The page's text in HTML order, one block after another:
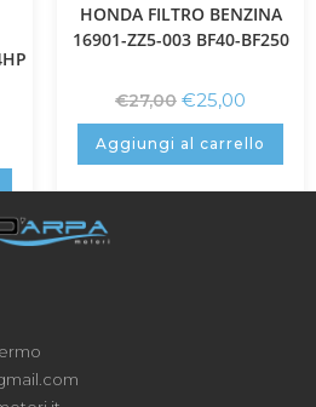
HONDA FILTRO BENZINA
16901-ZZ5-003 BF40-BF250
€27,00 €25,00
Aggiungi al carrello